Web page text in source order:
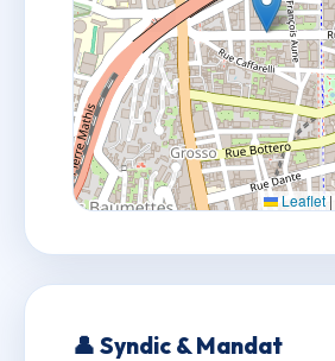
Leaflet |
👤 Syndic & Mandat